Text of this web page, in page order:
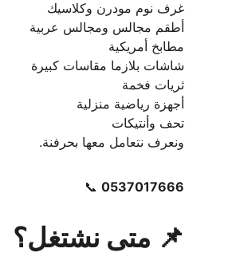
غرف نوم مودرن وكلاسيك
أطقم مجالس ومجالس عربية
مطابخ أمريكية
شاشات بلازما مقاسات كبيرة
ثريات فخمة
أجهزة رياضية منزلية
تحف وأنتيكات
ونعرف نتعامل معها بحرفنة.
📞 0537017666
📌 متى نشتغل؟